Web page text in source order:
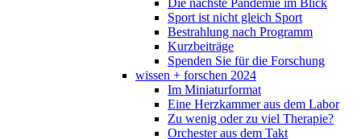
Die nächste Pandemie im Blick
Sport ist nicht gleich Sport
Bestrahlung nach Programm
Kurzbeiträge
Spenden Sie für die Forschung
wissen + forschen 2024
Im Miniaturformat
Eine Herzkammer aus dem Labor
Zu wenig oder zu viel Therapie?
Orchester aus dem Takt